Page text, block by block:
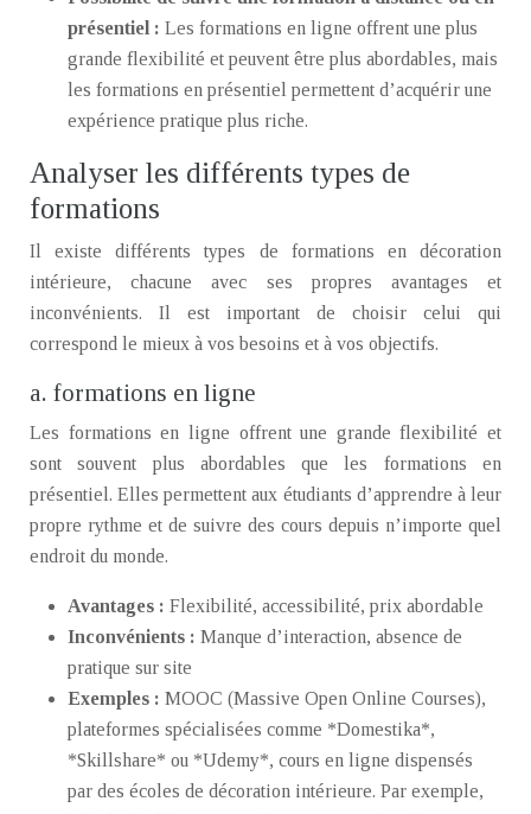
présentiel : Les formations en ligne offrent une plus
grande flexibilité et peuvent être plus abordables, mais
les formations en présentiel permettent d’acquérir une
expérience pratique plus riche.
Analyser les différents types de
formations
Il existe différents types de formations en décoration
intérieure, chacune avec ses propres avantages et
inconvénients. Il est important de choisir celui qui
correspond le mieux à vos besoins et à vos objectifs.
a. formations en ligne
Les formations en ligne offrent une grande flexibilité et
sont souvent plus abordables que les formations en
présentiel. Elles permettent aux étudiants d’apprendre à leur
propre rythme et de suivre des cours depuis n’importe quel
endroit du monde.
Avantages : Flexibilité, accessibilité, prix abordable
Inconvénients : Manque d’interaction, absence de
pratique sur site
Exemples : MOOC (Massive Open Online Courses),
plateformes spécialisées comme *Domestika*,
*Skillshare* ou *Udemy*, cours en ligne dispensés
par des écoles de décoration intérieure. Par exemple,